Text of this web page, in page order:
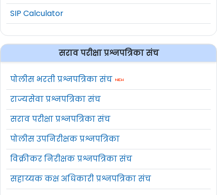
SIP Calculator
सराव परीक्षा प्रश्नपत्रिका संच
पोलीस भरती प्रश्नपत्रिका संच
राज्यसेवा प्रश्नपत्रिका संच
सराव परीक्षा प्रश्नपत्रिका संच
पोलीस उपनिरीक्षक प्रश्नपत्रिका
विक्रीकर निरीक्षक प्रश्नपत्रिका संच
सहाय्यक कक्ष अधिकारी प्रश्नपत्रिका संच